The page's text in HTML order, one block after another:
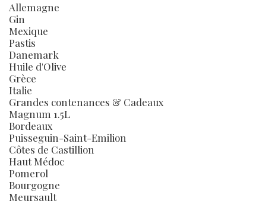
Allemagne
Gin
Mexique
Pastis
Danemark
Huile d'Olive
Grèce
Italie
Grandes contenances & Cadeaux
Magnum 1.5L
Bordeaux
Puisseguin-Saint-Emilion
Côtes de Castillion
Haut Médoc
Pomerol
Bourgogne
Meursault